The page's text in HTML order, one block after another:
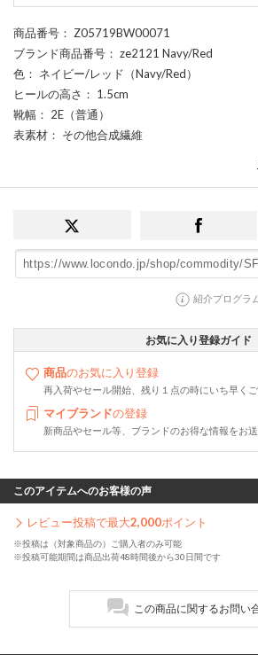
商品番号 ： Z05719BW00071
ブランド商品番号 ： ze2121 Navy/Red
色 ： ネイビー/レッド（Navy/Red）
ヒールの高さ ： 1.5cm
靴幅 ： 2E（普通）
表素材 ： その他合成繊維
紹介プログラ
お気に入り登録ガイド
商品のお気に入り登録
再入荷やセール開始、残り１点の時にいち早く
マイブランドの登録
新商品やセール等、ブランドのお得な情報をお
このアイテムへのお客様の声
レビュー投稿で最大2,000ポイント
※投稿は（対象商品の）ご購入者のみ可能
※投稿可能期間は商品出荷48時間後から30日間です
この商品に関するお問い